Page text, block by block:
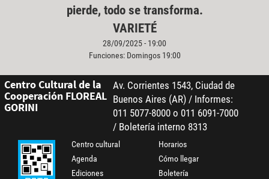
pierde, todo se transforma.
VARIETÉ
28/09/2025 - 19:00
Funciones: Domingos 19:00
Centro Cultural de la
Cooperación FLOREAL
GORINI
Av. Corrientes 1543, Ciudad de
Buenos Aires (AR) / Informes:
011 5077-8000 o 011 6091-7000
/ Boletería interno 8313
Centro cultural
Agenda
Ediciones
Horarios
Cómo llegar
Boletería